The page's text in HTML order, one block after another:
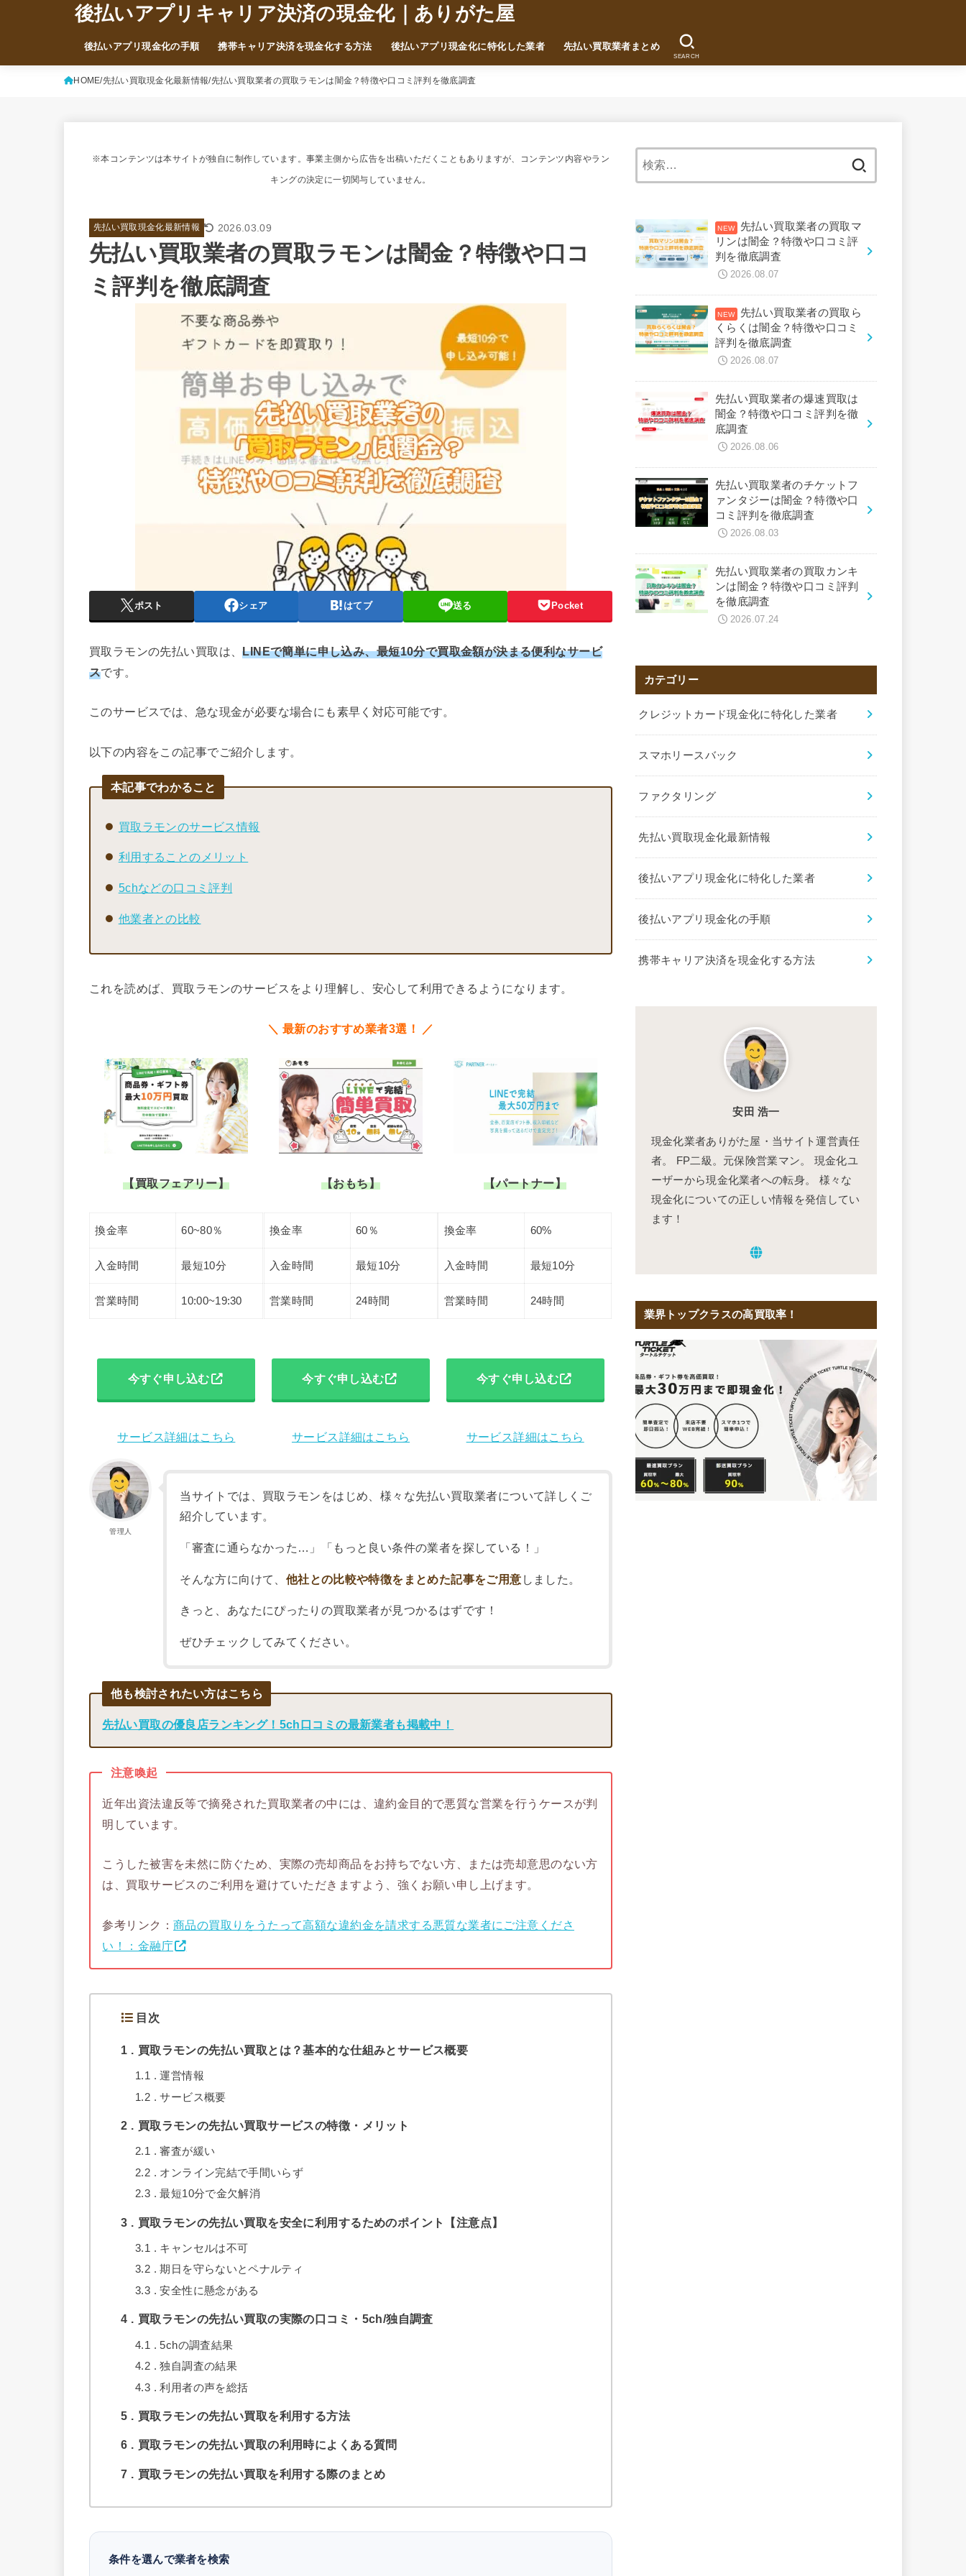
後払いアプリキャリア決済の現金化｜ありがた屋
後払いアプリ現金化の手順 携帯キャリア決済を現金化する方法 後払いアプリ現金化に特化した業者 先払い買取業者まとめ
SEARCH
HOME 先払い買取現金化最新情報 先払い買取業者の買取ラモンは闇金？特徴や口コミ評判を徹底調査
※本コンテンツは本サイトが独自に制作しています。事業主側から広告を出稿いただくこともありますが、コンテンツ内容やラン
キングの決定に一切関与していません。
先払い買取現金化最新情報 2026.03.09
先払い買取業者の買取ラモンは闇金？特徴や口コ
ミ評判を徹底調査
ポスト シェア はてブ 送る Pocket
買取ラモンの先払い買取は、LINEで簡単に申し込み、最短10分で買取金額が決まる便利なサービ
スです。
このサービスでは、急な現金が必要な場合にも素早く対応可能です。
以下の内容をこの記事でご紹介します。
本記事でわかること
買取ラモンのサービス情報
利用することのメリット
5chなどの口コミ評判
他業者との比較
これを読めば、買取ラモンのサービスをより理解し、安心して利用できるようになります。
＼ 最新のおすすめ業者3選！ ／
【買取フェアリー】
換金率 60~80％
入金時間 最短10分
営業時間 10:00~19:30
今すぐ申し込む
サービス詳細はこちら
【おもち】
換金率 60％
入金時間 最短10分
営業時間 24時間
今すぐ申し込む
サービス詳細はこちら
【パートナー】
換金率 60%
入金時間 最短10分
営業時間 24時間
今すぐ申し込む
サービス詳細はこちら
管理人
当サイトでは、買取ラモンをはじめ、様々な先払い買取業者について詳しくご
紹介しています。
「審査に通らなかった…」「もっと良い条件の業者を探している！」
そんな方に向けて、 他社との比較や特徴をまとめた記事をご用意 しました。
きっと、あなたにぴったりの買取業者が見つかるはずです！
ぜひチェックしてみてください。
他も検討されたい方はこちら
先払い買取の優良店ランキング！5ch口コミの最新業者も掲載中！
注意喚起
近年出資法違反等で摘発された買取業者の中には、違約金目的で悪質な営業を行うケースが判
明しています。
こうした被害を未然に防ぐため、実際の売却商品をお持ちでない方、または売却意思のない方
は、買取サービスのご利用を避けていただきますよう、強くお願い申し上げます。
参考リンク： 商品の買取りをうたって高額な違約金を請求する悪質な業者にご注意くださ
い！：金融庁
目次
1 買取ラモンの先払い買取とは？基本的な仕組みとサービス概要
1.1
運営情報
1.2
サービス概要
2 買取ラモンの先払い買取サービスの特徴・メリット
2.1
審査が緩い
2.2
オンライン完結で手間いらず
2.3
最短10分で金欠解消
3 買取ラモンの先払い買取を安全に利用するためのポイント【注意点】
3.1
キャンセルは不可
3.2
期日を守らないとペナルティ
3.3
安全性に懸念がある
4 買取ラモンの先払い買取の実際の口コミ・5ch/独自調査
4.1
5chの調査結果
4.2
独自調査の結果
4.3
利用者の声を総括
5 買取ラモンの先払い買取を利用する方法
6 買取ラモンの先払い買取の利用時によくある質問
7 買取ラモンの先払い買取を利用する際のまとめ
条件を選んで業者を検索
先払い買取業者の買取マ
リンは闇金？特徴や口コミ評
判を徹底調査
2026.08.07
先払い買取業者の買取ら
くらくは闇金？特徴や口コミ
評判を徹底調査
2026.08.07
先払い買取業者の爆速買取は
闇金？特徴や口コミ評判を徹
底調査
2026.08.06
先払い買取業者のチケットフ
ァンタジーは闇金？特徴や口
コミ評判を徹底調査
2026.08.03
先払い買取業者の買取カンキ
ンは闇金？特徴や口コミ評判
を徹底調査
2026.07.24
カテゴリー
クレジットカード現金化に特化した業者
スマホリースバック
ファクタリング
先払い買取現金化最新情報
後払いアプリ現金化に特化した業者
後払いアプリ現金化の手順
携帯キャリア決済を現金化する方法
安田 浩一
現金化業者ありがた屋・当サイト運営責任
者。 FP二級。元保険営業マン。 現金化ユ
ーザーから現金化業者への転身。 様々な
現金化についての正しい情報を発信してい
ます！
業界トップクラスの高買取率！